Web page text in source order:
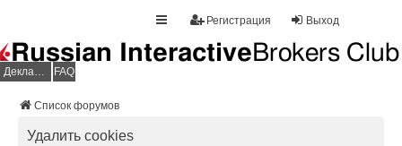
Выход
Регистрация
Декларация НДФЛ FAQ
Список форумов
Удалить cookies